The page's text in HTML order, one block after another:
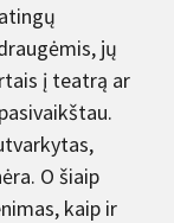
jų
į teatrą ar
O šiaip
kaip ir